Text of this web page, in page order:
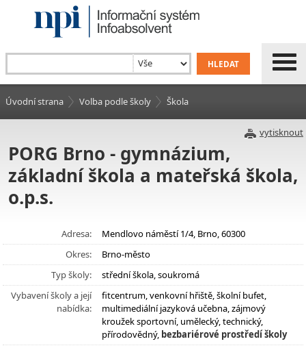
Úvodní strana Volba podle školy Škola
vytisknout
PORG Brno - gymnázium,
základní škola a mateřská škola,
o.p.s.
Adresa:
Mendlovo náměstí 1/4, Brno, 60300
Okres:
Brno-město
Typ školy:
střední škola, soukromá
Vybavení školy a její
nabídka:
fitcentrum, venkovní hřiště, školní bufet,
multimediální jazyková učebna, zájmový
kroužek sportovní, umělecký, technický,
přírodovědný, bezbariérové prostředí školy